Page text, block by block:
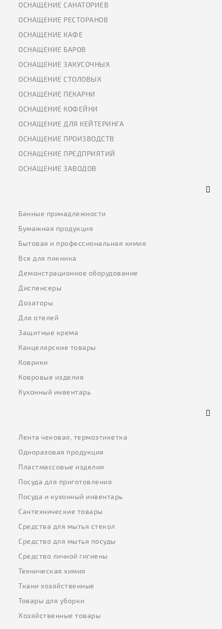
ОСНАЩЕНИЕ САНАТОРИЕВ
ОСНАЩЕНИЕ РЕСТОРАНОВ
ОСНАЩЕНИЕ КАФЕ
ОСНАЩЕНИЕ БАРОВ
ОСНАЩЕНИЕ ЗАКУСОЧНЫХ
ОСНАЩЕНИЕ СТОЛОВЫХ
ОСНАЩЕНИЕ ПЕКАРНИ
ОСНАЩЕНИЕ КОФЕЙНИ
ОСНАЩЕНИЕ ДЛЯ КЕЙТЕРИНГА
ОСНАЩЕНИЕ ПРОИЗВОДСТВ
ОСНАЩЕНИЕ ПРЕДПРИЯТИЙ
ОСНАЩЕНИЕ ЗАВОДОВ
Банные принадлежности
Бумажная продукция
Бытовая и профессиональная химия
Все для пикника
Демонстрационное оборудование
Диспенсеры
Дозаторы
Для отелей
Защитные крема
Канцелярские товары
Коврики
Ковровые изделия
Кухонный инвентарь
Лента чековая, термоэтикетка
Одноразовая продукция
Пластмассовые изделия
Посуда для приготовления
Посуда и кухонный инвентарь
Сантехнические товары
Средства для мытья стекол
Средство для мытья посуды
Средство личной гигиены
Техническая химия
Ткани хозяйственные
Товары для уборки
Хозяйственные товары